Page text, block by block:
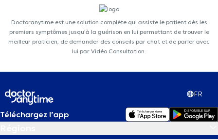
Doctoranytime est une solution complète qui assiste le patient dès les
premiers symptômes jusqu'à la guérison en lui permettant de trouver le
meilleur praticien, de demander des conseils par chat et de parler avec
lui par Vidéo Consultation.
FR
Téléchargez l’app